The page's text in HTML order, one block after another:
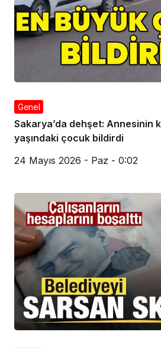
Genel
Sakarya’da dehşet: Annesinin
yaşındaki çocuk bildirdi
24 Mayıs 2026 - Paz - 0:02